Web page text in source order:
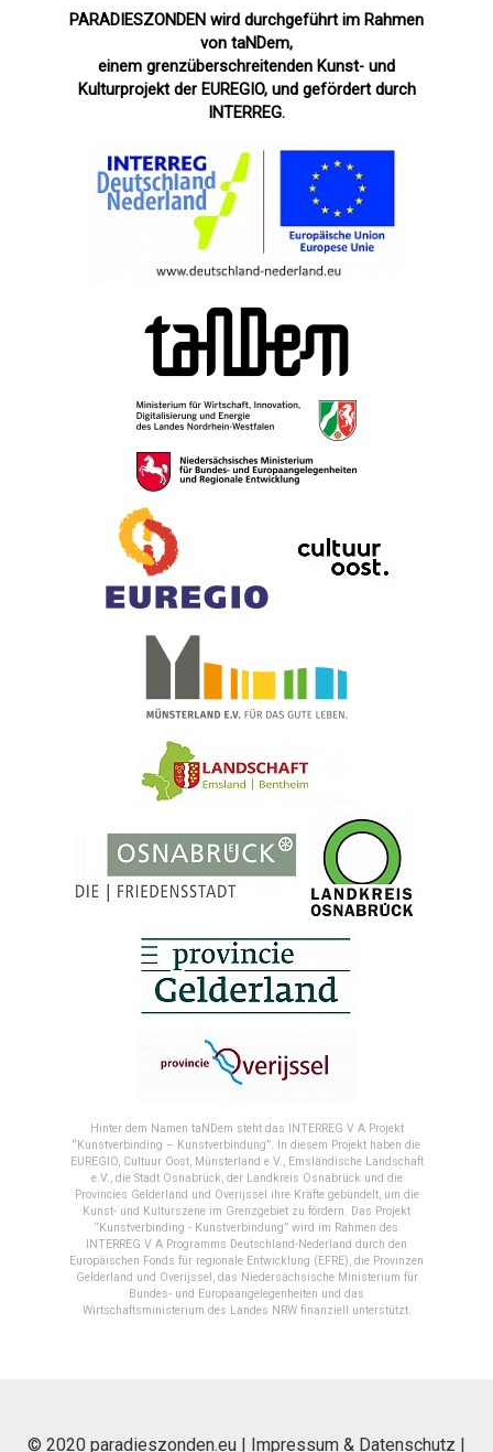
PARADIESZONDEN wird durchgeführt im Rahmen
von taNDem,
einem grenzüberschreitenden Kunst- und
Kulturprojekt der EUREGIO, und gefördert durch
INTERREG.
Hinter dem Namen taNDem steht das INTERREG V A Projekt
“Kunstverbinding – Kunstverbindung”. In diesem Projekt haben die
EUREGIO, Cultuur Oost, Münsterland e.V., Emsländische Landschaft
e.V., die Stadt Osnabrück, der Landkreis Osnabrück und die
Provincies Gelderland und Overijssel ihre Kräfte gebündelt, um die
Kunst- und Kulturszene im Grenzgebiet zu fördern. Das Projekt
“Kunstverbinding - Kunstverbindung” wird im Rahmen des
INTERREG V A Programms Deutschland-Nederland durch den
Europäischen Fonds für regionale Entwicklung (EFRE), die Provinzen
Gelderland und Overijssel, das Niedersächsische Ministerium für
Bundes- und Europaangelegenheiten und das
Wirtschaftsministerium des Landes NRW finanziell unterstützt.
© 2020 paradieszonden.eu | Impressum & Datenschutz